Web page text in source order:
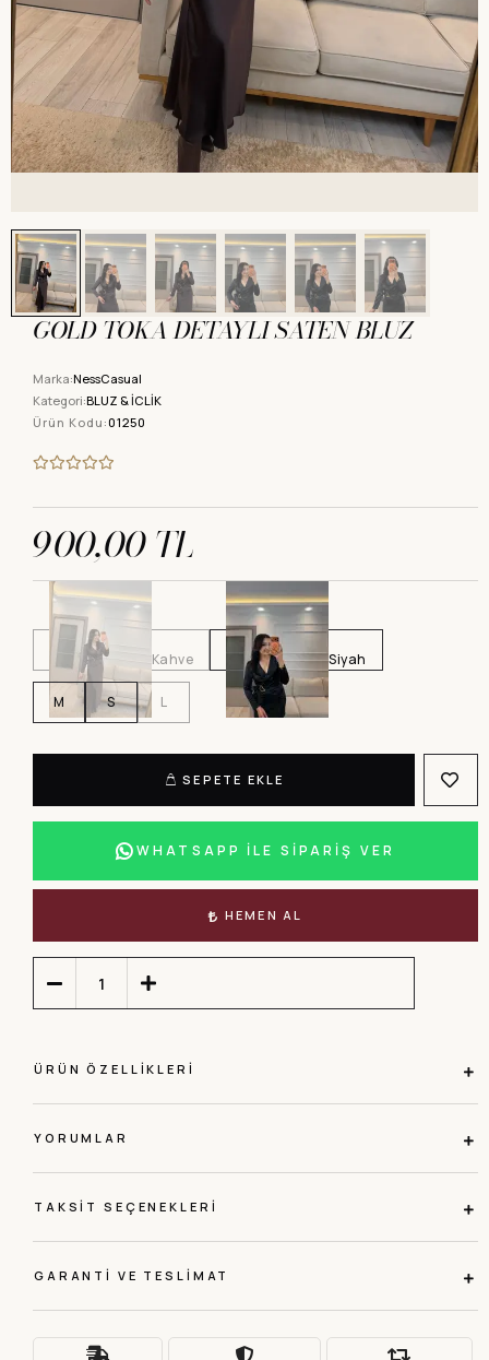
GOLD TOKA DETAYLI SATEN BLUZ
Marka:NessCasual
Kategori:BLUZ & İCLİK
Ürün Kodu:01250
900,00 TL
Kahve Siyah
M S L
SEPETE EKLE
HEMEN AL
WHATSAPP İLE SİPARİŞ VER
ÜRÜN ÖZELLIKLERI
YORUMLAR
TAKSIT SEÇENEKLERI
GARANTI VE TESLIMAT